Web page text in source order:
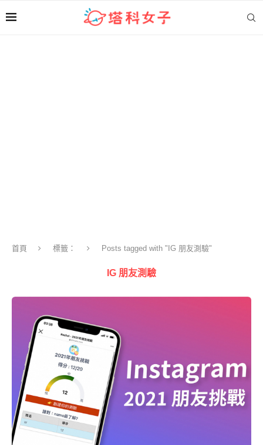
首頁 標籤： Posts tagged with "IG 朋友測驗"
IG 朋友測驗